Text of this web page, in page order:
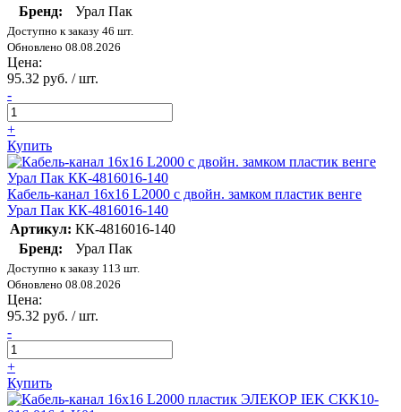
Бренд:
Урал Пак
Доступно к заказу 46 шт.
Обновлено 08.08.2026
Цена:
95.32 руб. / шт.
-
+
Купить
Кабель-канал 16х16 L2000 с двойн. замком пластик венге
Урал Пак КК-4816016-140
Артикул: КК-4816016-140
Бренд:
Урал Пак
Доступно к заказу 113 шт.
Обновлено 08.08.2026
Цена:
95.32 руб. / шт.
-
+
Купить